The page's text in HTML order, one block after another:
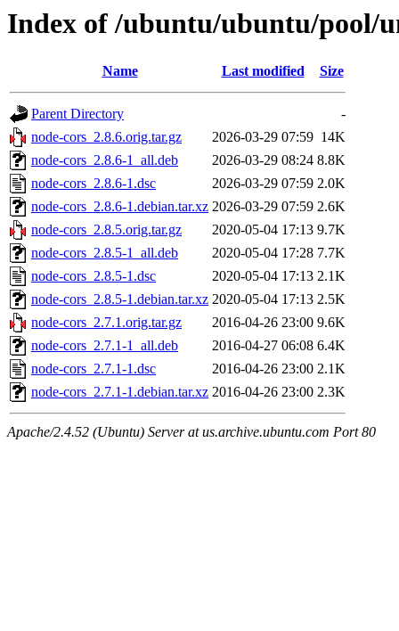
Index of /ubuntu/ubuntu/pool/
Name Last modified Size
Parent Directory
-
node-cors_2.8.6.orig.tar.gz
2026-03-29 07:59 14K
node-cors_2.8.6-1_all.deb
2026-03-29 08:24 8.8K
node-cors_2.8.6-1.dsc
2026-03-29 07:59 2.0K
node-cors_2.8.6-1.debian.tar.xz 2026-03-29 07:59 2.6K
node-cors_2.8.5.orig.tar.gz
2020-05-04 17:13 9.7K
node-cors_2.8.5-1_all.deb
2020-05-04 17:28 7.7K
node-cors_2.8.5-1.dsc
2020-05-04 17:13 2.1K
node-cors_2.8.5-1.debian.tar.xz 2020-05-04 17:13 2.5K
node-cors_2.7.1.orig.tar.gz
2016-04-26 23:00 9.6K
node-cors_2.7.1-1_all.deb
2016-04-27 06:08 6.4K
node-cors_2.7.1-1.dsc
2016-04-26 23:00 2.1K
node-cors_2.7.1-1.debian.tar.xz 2016-04-26 23:00 2.3K
Apache/2.4.52 (Ubuntu) Server at us.archive.ubuntu.com Port 80